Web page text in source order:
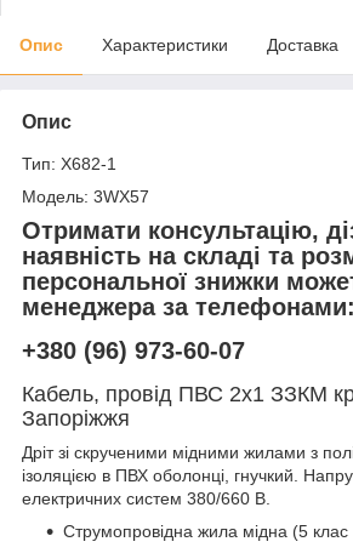
Опис Характеристики Доставка
Опис
Тип: X682-1
Модель: 3WX57
Отримати консультацію,
наявність на складі та
персональної знижки
менеджера за телефонами:
+380 (96) 973-60-07
Кабель, провід ПВС 2х1 ЗЗКМ
Запоріжжя
Дріт зі скрученими мідними жилами з
ізоляцією в ПВХ оболонці, гнучкий.
електричних систем 380/660 В.
Струмопровідна жила мідна (5 клас